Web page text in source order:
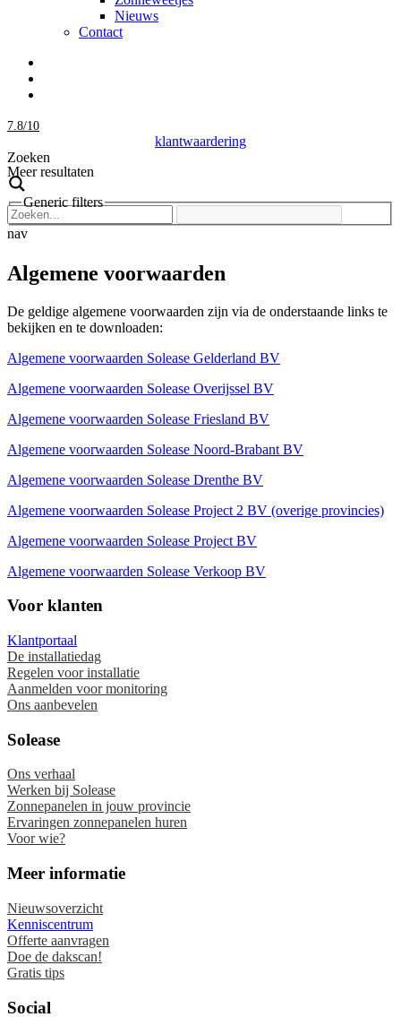
Nieuws
Contact
7.8/10
klantwaardering
Zoeken
Meer resultaten
Generic filters
nav
Algemene voorwaarden
De geldige algemene voorwaarden zijn via de onderstaande links te
bekijken en te downloaden:
Algemene voorwaarden Solease Gelderland BV
Algemene voorwaarden Solease Overijssel BV
Algemene voorwaarden Solease Friesland BV
Algemene voorwaarden Solease Noord-Brabant BV
Algemene voorwaarden Solease Drenthe BV
Algemene voorwaarden Solease Project 2 BV (overige provincies)
Algemene voorwaarden Solease Project BV
Algemene voorwaarden Solease Verkoop BV
Voor klanten
Klantportaal
De installatiedag
Regelen voor installatie
Aanmelden voor monitoring
Ons aanbevelen
Solease
Ons verhaal
Werken bij Solease
Zonnepanelen in jouw provincie
Ervaringen zonnepanelen huren
Voor wie?
Meer informatie
Nieuwsoverzicht
Kenniscentrum
Offerte aanvragen
Doe de dakscan!
Gratis tips
Social